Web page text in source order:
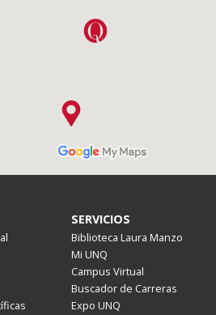
SERVICIOS
Biblioteca Laura Manzo
Mi UNQ
Campus Virtual
Buscador de Carreras
Expo UNQ